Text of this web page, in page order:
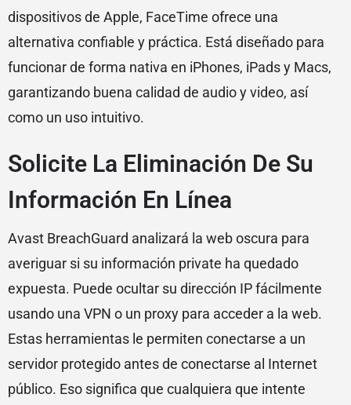
dispositivos de Apple, FaceTime ofrece una
alternativa confiable y práctica. Está diseñado para
funcionar de forma nativa en iPhones, iPads y Macs,
garantizando buena calidad de audio y video, así
como un uso intuitivo.
Solicite La Eliminación De Su
Información En Línea
Avast BreachGuard analizará la web oscura para
averiguar si su información private ha quedado
expuesta. Puede ocultar su dirección IP fácilmente
usando una VPN o un proxy para acceder a la web.
Estas herramientas le permiten conectarse a un
servidor protegido antes de conectarse al Internet
público. Eso significa que cualquiera que intente